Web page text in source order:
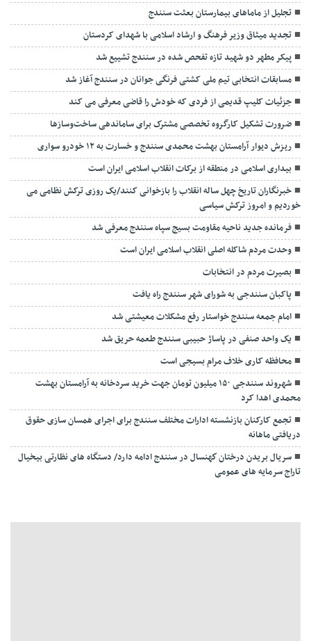
تجلیل از ماماهای بيمارستان بعثت سنندج
تجدید میثاق وزیر فرهنگ و ارشاد اسلامی با شهدای کردستان
پیکر مطهر دو شهید تازه تفحص شده در سنندج تشییع شد
مسابقات انتخابی تیم ملی کشتی فرنگی جوانان در سنندج آغاز شد
جزئیات کلیپ قدیمی از فردی که خودش را قاضی معرفی می کند
ضرورت تشکیل کارگروه تخصصی مشترک برای ساماندهی ساخت‌وسازها
ریزش دیوار آرامستان بهشت محمدی سنندج و خسارت به ۱۲ خودرو سواری
بیداری اسلامی در منطقه از برکات انقلاب اسلامی ایران است
خبرنگاران تاریخ چهل ساله انقلاب را بازخوانی کنند/یک روزی ترکش نظامی می
خوردیم و امروز ترکش سیاسی
فرمانده جدید ناحیه مقاومت بسیج سپاه سنندج معرفی شد
وحدت مردم شاکله اصلی انقلاب اسلامی ایران است
بصیرت مردم در انتخابات
پاکبان سنندجی به شورای شهر سنندج راه یافت
امام جمعه سنندج خواستار رفع مشکلات معیشتی شد
یک واحد صنفی در پاساژ حبیبی سنندج طعمه حریق شد
محافظه کاری خلاف مرام بسیجی است
شهروند سنندجی ۱۵۰ میلیون تومان جهت خرید سردخانه به آرامستان بهشت
محمدی اهدا کرد
تجمع کارکنان بازنشسته ادارات مختلف سنندج برای اجرای همسان سازی حقوق
دریافتی ماهانه
سريال بريدن درختان كهنسال در سنندج ادامه دارد/ دستگاه های نظارتی بیخيال
تاراج سرمايه های عمومی